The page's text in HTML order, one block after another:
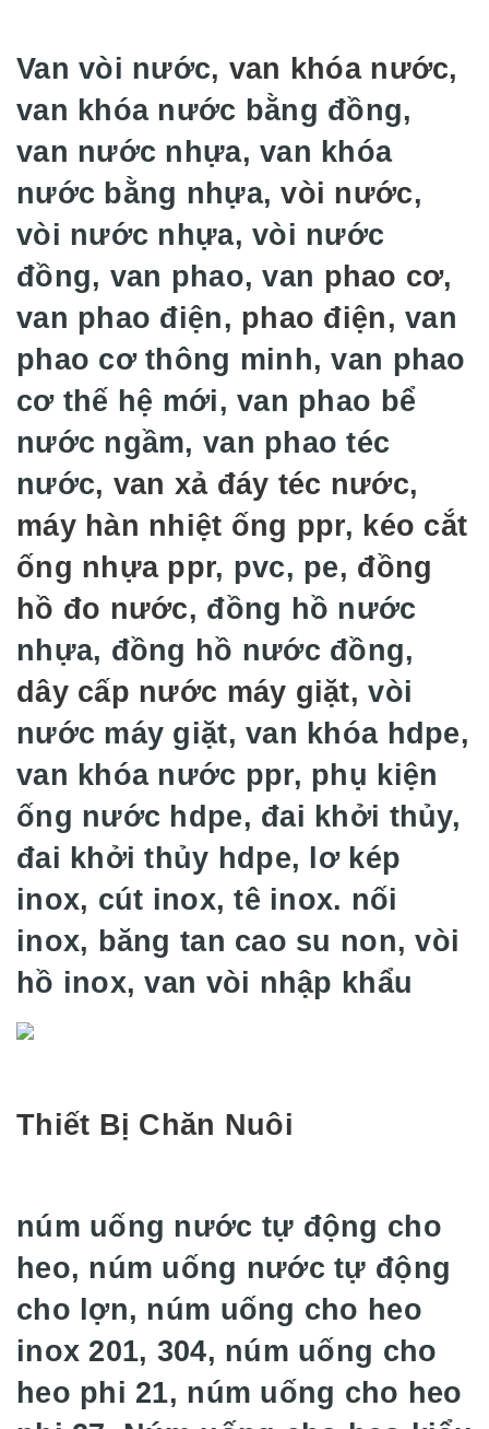
Van vòi nước, van khóa nước,
van khóa nước bằng đồng,
van nước nhựa, van khóa
nước bằng nhựa,vòi nước,
vòi nước nhựa, vòi nước
đồng, van phao, van phao cơ,
van phao điện, phao điện, van
phao cơ thông minh, van phao
cơ thế hệ mới, van phao bể
nước ngầm, van phao téc
nước, van xả đáy téc nước,
máy hàn nhiệt ống ppr, kéo cắt
ống nhựa ppr, pvc, pe, đồng
hồ đo nước, đồng hồ nước
nhựa, đồng hồ nước đồng,
dây cấp nước máy giặt, vòi
nước máy giặt, van khóa hdpe,
van khóa nước ppr, phụ kiện
ống nước hdpe, đai khởi thủy,
đai khởi thủy hdpe, lơ kép
inox, cút inox, tê inox. nối
inox, băng tan cao su non, vòi
hồ inox, van vòi nhập khẩu
Thiết Bị Chăn Nuôi
núm uống nước tự động cho
heo, núm uống nước tự động
cho lợn, núm uống cho heo
inox 201, 304, núm uống cho
heo phi 21, núm uống cho heo